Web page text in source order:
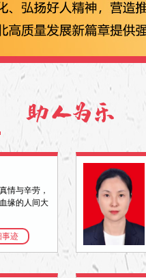
情与辛劳，
缘的人间大
事迹